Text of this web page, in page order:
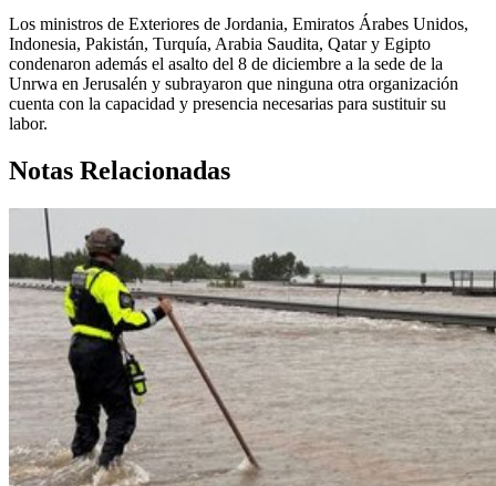
Los ministros de Exteriores de Jordania, Emiratos Árabes Unidos,
Indonesia, Pakistán, Turquía, Arabia Saudita, Qatar y Egipto
condenaron además el asalto del 8 de diciembre a la sede de la
Unrwa en Jerusalén y subrayaron que ninguna otra organización
cuenta con la capacidad y presencia necesarias para sustituir su
labor.
Notas Relacionadas